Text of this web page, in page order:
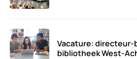
Vacature:
bibliotheek West-